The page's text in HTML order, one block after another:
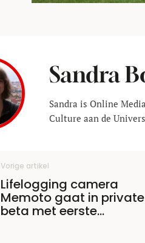
Sandra
Sandra is Online
Culture aan de
Vorige artikel
Lifelogging camera
Memoto gaat in private
beta met eerste